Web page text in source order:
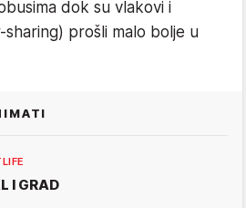
dok su vlakovi i
sharing) prošli malo bolje u
I GRAD